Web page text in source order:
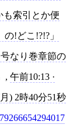
も索引とか便
!どこ!?!?」
なり巻章節の
, 午前10:13 ·
) 2時40分51秒